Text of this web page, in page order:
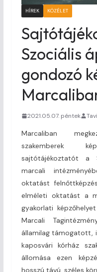
HÍREK KÖZÉLET
Szociális
gondozó
2021.05.07. péntek
Marcaliban
szakemberek
sajtótájékoztatót a
marcali
oktatást
elméleti oktatást a
gyakorlati
Marcali
államilag támogatott,
kaposvári kórház
állomása ezen
hosszú távú, széles